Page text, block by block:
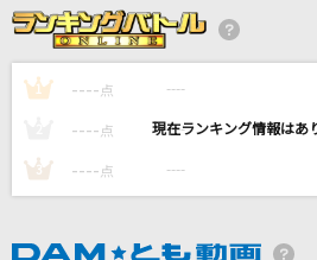
ムーンライトステーション
SEKAI NO OWARI(世界の終わり)
火種
タカラモノ～この声がなくな
1 ---- 点 ----
---- 点 ----
3 ---- 点 ----